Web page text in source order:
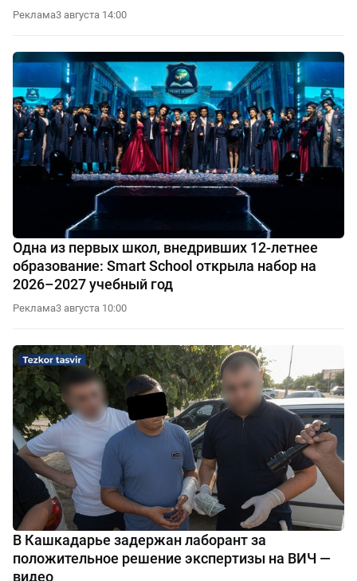
Реклама3 августа 14:00
Одна из первых школ, внедривших 12-летнее
образование: Smart School открыла набор на
2026–2027 учебный год
Реклама3 августа 10:00
В Кашкадарье задержан лаборант за
положительное решение экспертизы на ВИЧ —
видео